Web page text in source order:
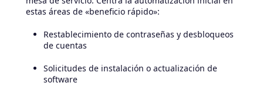
estas áreas de «beneficio rápido»:
Restablecimiento de contraseñas y desbloqueos
de cuentas
Solicitudes de instalación o actualización de
software